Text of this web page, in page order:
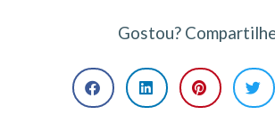
Gostou?